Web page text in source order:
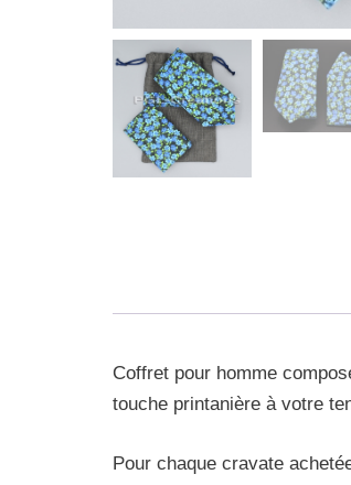
Coffret pour homme
touche printanière à votre
Pour chaque cravate